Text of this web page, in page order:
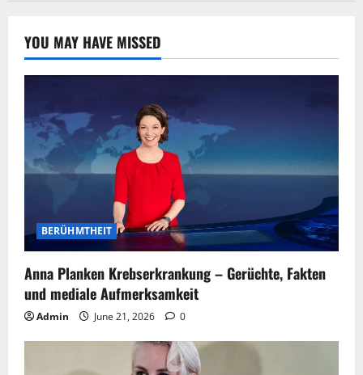
YOU MAY HAVE MISSED
BERÜHMTHEIT
Anna Planken Krebserkrankung – Gerüchte, Fakten
und mediale Aufmerksamkeit
Admin June 21, 2026 0